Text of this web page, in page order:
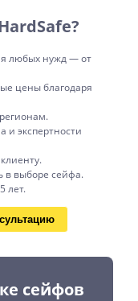
любых нужд — от
цены благодаря
и экспертности
в выборе сейфа.
лет.
сейфов